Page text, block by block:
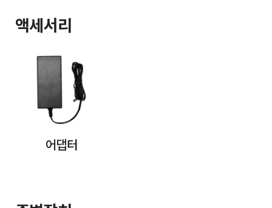
액세서리
어댑터